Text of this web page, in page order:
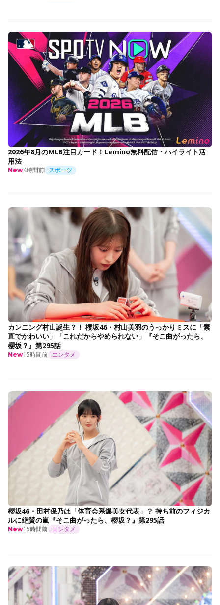
2026年8月のMLB注目カード！Lemino無料配信・ハイライト活
用法
New4時間前 スポーツ
カンニング村山誕生？！ 櫻坂46・村山美羽のうっかりミスに「素
直でかわいい」「これだからやめられない」『そこ曲がったら、
櫻坂？』第295話
New15時間前 エンタメ
櫻坂46・田村保乃は「体育会系爆美女代表」？ 持ち前のフィジカ
ルに絶賛の嵐『そこ曲がったら、櫻坂？』第295話
New15時間前 エンタメ